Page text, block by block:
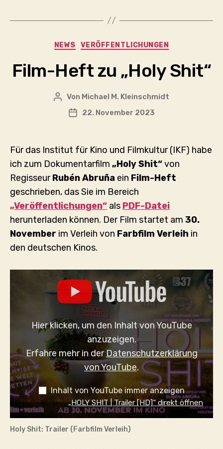
Kategorien
NEWS VERÖFFENTLICHUNGEN
Film-Heft zu „Holy Shit“
Beitragsautor
Von Michael M. Kleinschmidt
Veröffentlichungsdatum
22. November 2023
Für das Institut für Kino und Filmkultur (IKF) habe
ich zum Dokumentarfilm „Holy Shit“von
RegisseurRubén Abruña ein Film-Heft
geschrieben, das Sie im Bereich
„Veröffentlichungen“ als PDF-Datei
herunterladen können. Der Film startet am 30.
November im Verleih von Farbfilm Verleih in
den deutschen Kinos.
YOUTUBE
ANZEIGEN
Hier klicken, um den Inhalt von YouTube
anzuzeigen.
Erfahre mehr in derDatenschutzerklärung
von YouTube.
Inhalt von YouTube immer anzeigen
„HOLY SHIT | Trailer [HD]“ direkt öffnen
Holy Shit: Trailer (Farbfilm Verleih)